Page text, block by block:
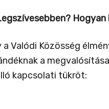
Valódi Közösség
a
kapcsolati tükröt: